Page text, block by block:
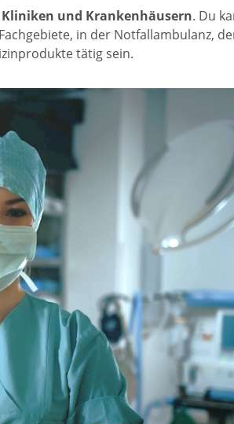
und Krankenhäusern. Du
in der Notfallambulanz,
tätig sein.